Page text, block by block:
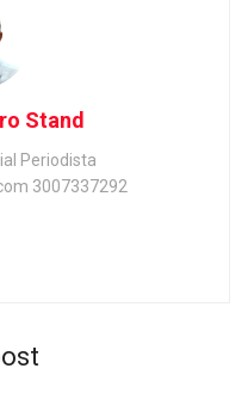
Stand
Periodista
3007337292